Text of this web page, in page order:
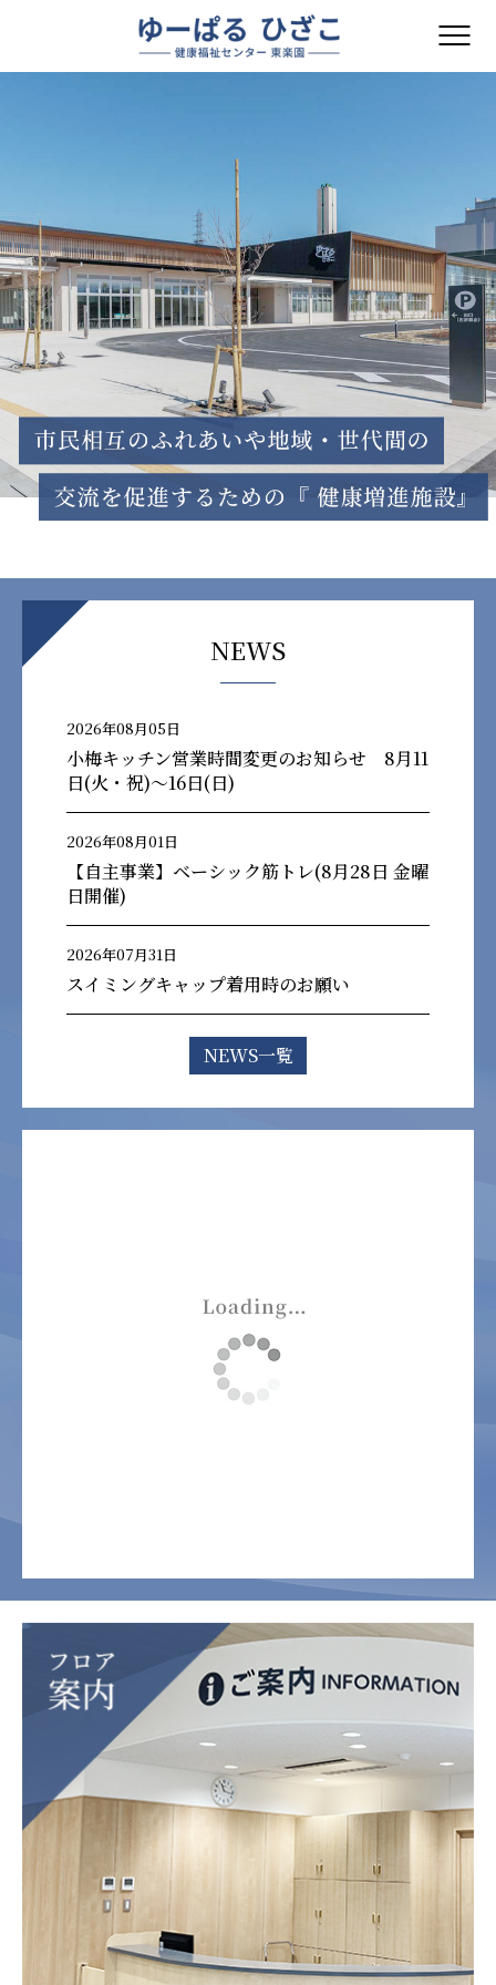
NEWS
2026年08月05日
小梅キッチン営業時間変更のお知らせ 8月11
日(火・祝)～16日(日)
2026年08月01日
【自主事業】ベーシック筋トレ(8月28日 金曜
日開催)
2026年07月31日
スイミングキャップ着用時のお願い
NEWS一覧